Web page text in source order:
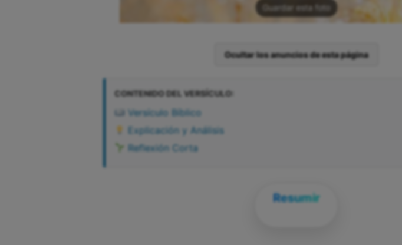
Guardar esta foto
Ocultar los anuncios de esta página
CONTENIDO DEL VERSÍCULO:
Versículo Bíblico
Explicación y Análisis
Reflexión Corta
Resumir